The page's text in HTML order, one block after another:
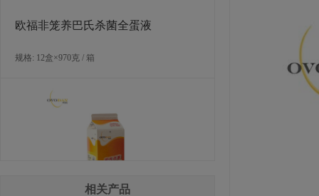
欧福非笼养巴氏杀菌全蛋液
规格: 12盒×970克 / 箱
相关产品